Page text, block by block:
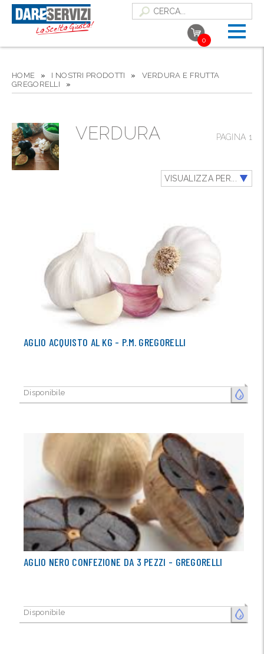
0
HOME » I NOSTRI PRODOTTI » VERDURA E FRUTTA
GREGORELLI »
VERDURA PAGINA 1
VISUALIZZA PER...
FRESCO
AGLIO ACQUISTO AL KG - P.M. GREGORELLI
Disponibile
FRESCO
AGLIO NERO CONFEZIONE DA 3 PEZZI - GREGORELLI
Disponibile